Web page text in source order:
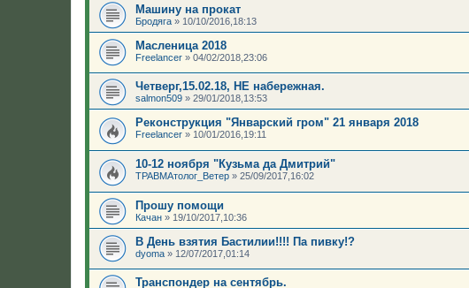
Машину на прокат
Бродяга » 10/10/2016,18:13
Масленица 2018
Freelancer » 04/02/2018,23:06
Четверг,15.02.18, НЕ набережная.
salmon509 » 29/01/2018,13:53
Реконструкция "Январский гром" 21 января 2018
Freelancer » 10/01/2016,19:11
10-12 ноября "Кузьма да Дмитрий"
ТРАВМАтолог_Ветер » 25/09/2017,16:02
Прошу помощи
Качан » 19/10/2017,10:36
В День взятия Бастилии!!!! Па пивку!?
dyoma » 12/07/2017,01:14
Транспондер на сентябрь.